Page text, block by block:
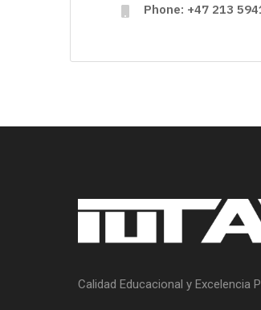
Phone: +47 213
Calidad Educacional y Excelencia